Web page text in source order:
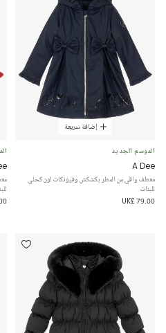
إضافة سريعة
الموسم الجديد
A Dee
معطف واقي من المطر بكشكش وفيونكات لون كحلي
للبنات
UK£ 79.00